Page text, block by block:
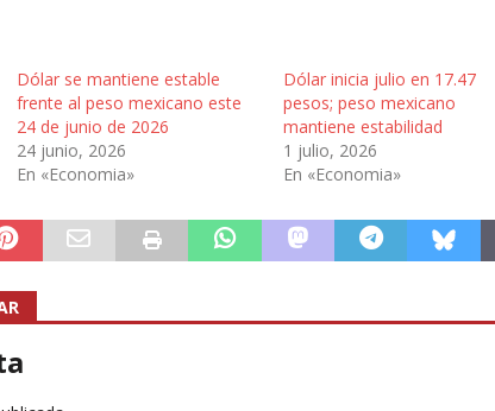
Dólar se mantiene estable
frente al peso mexicano este
24 de junio de 2026
24 junio, 2026
En «Economia»
Dólar inicia julio en 17.47
pesos; peso mexicano
mantiene estabilidad
1 julio, 2026
En «Economia»